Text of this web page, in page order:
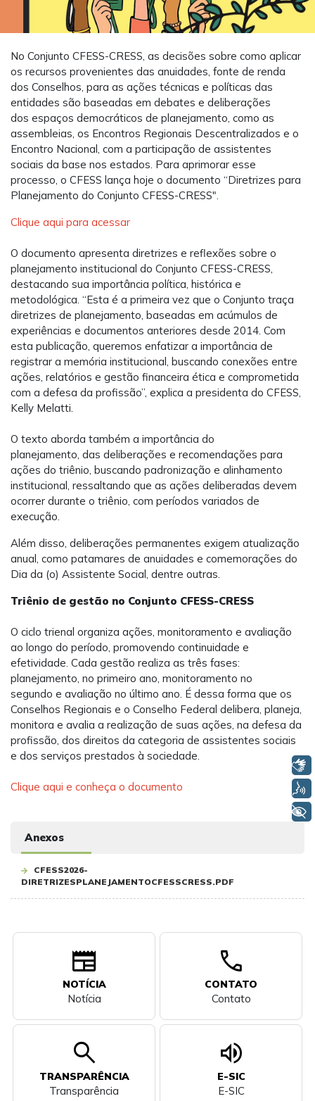
No Conjunto CFESS-CRESS, as decisões sobre como aplicar
os recursos provenientes das anuidades, fonte de renda
dos Conselhos, para as ações técnicas e políticas das
entidades são baseadas em debates e deliberações
dos espaços democráticos de planejamento, como as
assembleias, os Encontros Regionais Descentralizados e o
Encontro Nacional, com a participação de assistentes
sociais da base nos estados. Para aprimorar esse
processo, o CFESS lança hoje o documento “Diretrizes para
Planejamento do Conjunto CFESS-CRESS".
Clique aqui para acessar
O documento apresenta diretrizes e reflexões sobre o
planejamento institucional do Conjunto CFESS-CRESS,
destacando sua importância política, histórica e
metodológica. “Esta é a primeira vez que o Conjunto traça
diretrizes de planejamento, baseadas em acúmulos de
experiências e documentos anteriores desde 2014. Com
esta publicação, queremos enfatizar a importância de
registrar a memória institucional, buscando conexões entre
ações, relatórios e gestão financeira ética e comprometida
com a defesa da profissão”, explica a presidenta do CFESS,
Kelly Melatti.
O texto aborda também a importância do
planejamento, das deliberações e recomendações para
ações do triênio, buscando padronização e alinhamento
institucional, ressaltando que as ações deliberadas devem
ocorrer durante o triênio, com períodos variados de
execução.
Além disso, deliberações permanentes exigem atualização
anual, como patamares de anuidades e comemorações do
Dia da (o) Assistente Social, dentre outras.
Triênio de gestão no Conjunto CFESS-CRESS
O ciclo trienal organiza ações, monitoramento e avaliação
ao longo do período, promovendo continuidade e
efetividade. Cada gestão realiza as três fases:
planejamento, no primeiro ano, monitoramento no
segundo e avaliação no último ano. É dessa forma que os
Conselhos Regionais e o Conselho Federal delibera, planeja,
monitora e avalia a realização de suas ações, na defesa da
profissão, dos direitos da categoria de assistentes sociais
e dos serviços prestados à sociedade.
Clique aqui e conheça o documento
Anexos
CFESS2026-
DIRETRIZESPLANEJAMENTOCFESSCRESS.PDF
newspaper
NOTÍCIA
Notícia
call
CONTATO
Contato
search
TRANSPARÊNCIA
Transparência
volume_up
E-SIC
E-SIC